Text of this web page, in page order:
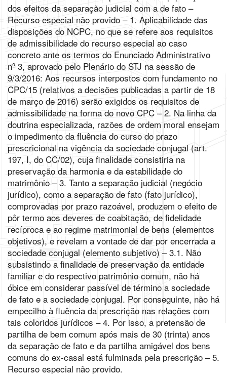
dos efeitos da separação judicial com a de fato –
Recurso especial não provido – 1. Aplicabilidade das
disposições do NCPC, no que se refere aos requisitos
de admissibilidade do recurso especial ao caso
concreto ante os termos do Enunciado Administrativo
nº 3, aprovado pelo Plenário do STJ na sessão de
9/3/2016: Aos recursos interpostos com fundamento no
CPC/15 (relativos a decisões publicadas a partir de 18
de março de 2016) serão exigidos os requisitos de
admissibilidade na forma do novo CPC – 2. Na linha da
doutrina especializada, razões de ordem moral ensejam
o impedimento da fluência do curso do prazo
prescricional na vigência da sociedade conjugal (art.
197, I, do CC/02), cuja finalidade consistiria na
preservação da harmonia e da estabilidade do
matrimônio – 3. Tanto a separação judicial (negócio
jurídico), como a separação de fato (fato jurídico),
comprovadas por prazo razoável, produzem o efeito de
pôr termo aos deveres de coabitação, de fidelidade
recíproca e ao regime matrimonial de bens (elementos
objetivos), e revelam a vontade de dar por encerrada a
sociedade conjugal (elemento subjetivo) – 3.1. Não
subsistindo a finalidade de preservação da entidade
familiar e do respectivo patrimônio comum, não há
óbice em considerar passível de término a sociedade
de fato e a sociedade conjugal. Por conseguinte, não há
empecilho à fluência da prescrição nas relações com
tais coloridos jurídicos – 4. Por isso, a pretensão de
partilha de bem comum após mais de 30 (trinta) anos
da separação de fato e da partilha amigável dos bens
comuns do ex-casal está fulminada pela prescrição – 5.
Recurso especial não provido.